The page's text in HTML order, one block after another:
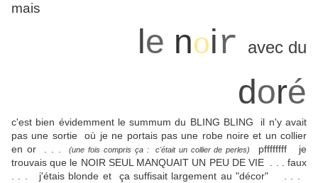
mais
e noir avec du
doré
c'est bien évidemment le summum du BLING BLING il n'y avait
pas une sortie où je ne portais pas une robe noire et un collier
en or . . .(une fois compris ça : c'était un collier de perles)
pffffffff je
trouvais que le NOIR SEUL MANQUAIT UN PEU DE VIE . . . faux
. . . j'étais blonde et ça suffisait largement au "décor" . . .